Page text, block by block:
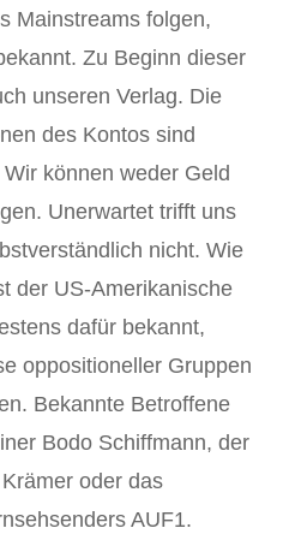
Mainstreams folgen,
Zu Beginn dieser
unseren Verlag. Die
des Kontos sind
können weder Geld
Unerwartet trifft uns
nicht. Wie
der US-Amerikanische
dafür bekannt,
oppositioneller Gruppen
Bekannte Betroffene
Bodo Schiffmann, der
oder das
AUF1.